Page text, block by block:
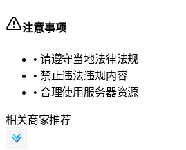
注意事项
• 请遵守当地法律法规
• 禁止违法违规内容
• 合理使用服务器资源
相关商家推荐